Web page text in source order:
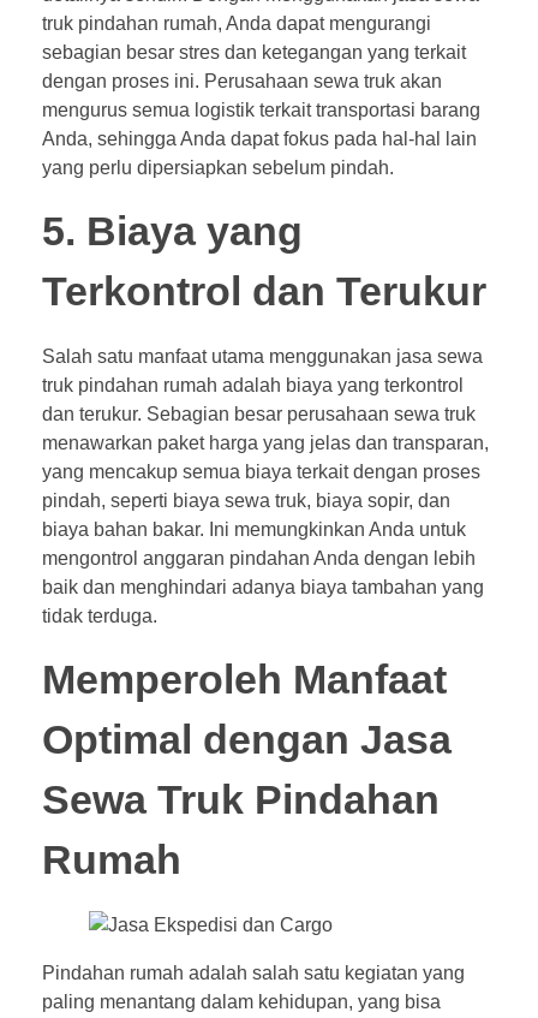
truk pindahan rumah, Anda dapat mengurangi
sebagian besar stres dan ketegangan yang terkait
dengan proses ini. Perusahaan sewa truk akan
mengurus semua logistik terkait transportasi barang
Anda, sehingga Anda dapat fokus pada hal-hal lain
yang perlu dipersiapkan sebelum pindah.
5. Biaya yang
Terkontrol dan Terukur
Salah satu manfaat utama menggunakan jasa sewa
truk pindahan rumah adalah biaya yang terkontrol
dan terukur. Sebagian besar perusahaan sewa truk
menawarkan paket harga yang jelas dan transparan,
yang mencakup semua biaya terkait dengan proses
pindah, seperti biaya sewa truk, biaya sopir, dan
biaya bahan bakar. Ini memungkinkan Anda untuk
mengontrol anggaran pindahan Anda dengan lebih
baik dan menghindari adanya biaya tambahan yang
tidak terduga.
Memperoleh Manfaat
Optimal dengan Jasa
Sewa Truk Pindahan
Rumah
Pindahan rumah adalah salah satu kegiatan yang
paling menantang dalam kehidupan, yang bisa